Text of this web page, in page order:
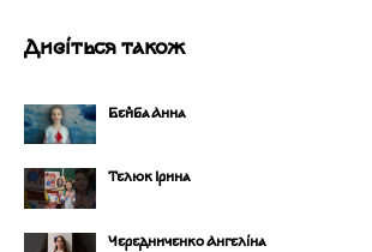
Дивіться також
Бейба Анна
Телюк Ірина
Чередниченко Ангеліна